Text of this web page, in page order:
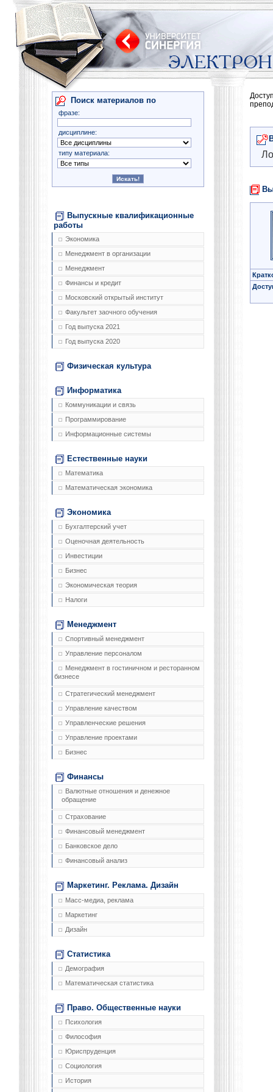
Поиск материалов по
фразе:
дисциплине:
типу материала:
Выпускные квалификационные
работы
Экономика
Менеджмент в организации
Менеджмент
Финансы и кредит
Московский открытый институт
Факультет заочного обучения
Год выпуска 2021
Год выпуска 2020
Физическая культура
Информатика
Коммуникации и связь
Программирование
Информационные системы
Естественные науки
Математика
Математическая экономика
Экономика
Бухгалтерский учет
Оценочная деятельность
Инвестиции
Бизнес
Экономическая теория
Налоги
Менеджмент
Спортивный менеджмент
Управление персоналом
Менеджмент в гостиничном и ресторанном
бизнесе
Стратегический менеджмент
Управление качеством
Управленческие решения
Управление проектами
Бизнес
Финансы
Валютные отношения и денежное
обращение
Страхование
Финансовый менеджмент
Банковское дело
Финансовый анализ
Маркетинг. Реклама. Дизайн
Масс-медиа, реклама
Маркетинг
Дизайн
Статистика
Демография
Математическая статистика
Право. Общественные науки
Психология
Философия
Юриспруденция
Социология
История